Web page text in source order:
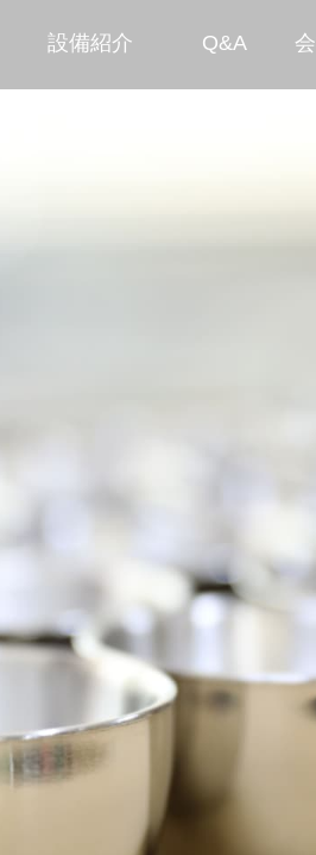
設備紹介 Q&A